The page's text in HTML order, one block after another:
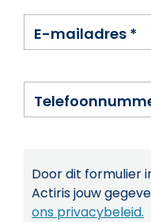
E-mailadres *
Door dit formulier
Actiris jouw
ons privacybeleid.